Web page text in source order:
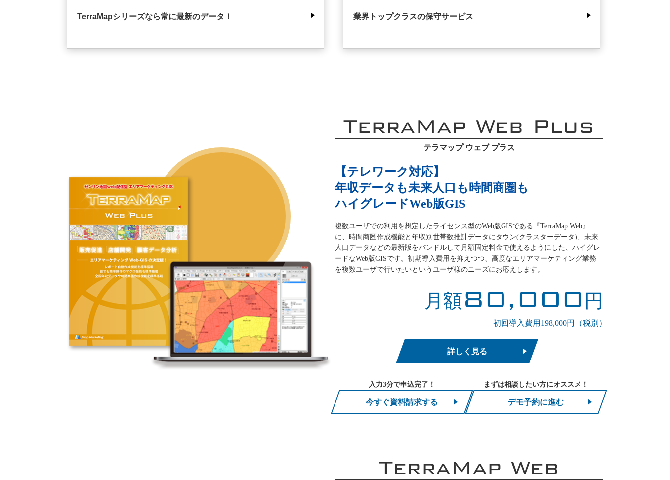
TerraMapシリーズなら常に最新のデータ！ 業界トップクラスの保守サービス
TerraMap Web Plus
テラマップ ウェブ プラス
【テレワーク対応】
年収データも未来人口も時間商圏も
ハイグレードWeb版GIS
複数ユーザでの利用を想定したライセンス型のWeb版GISである『TerraMap Web』
に、時間商圏作成機能と年収別世帯数推計データにタウン(クラスターデータ)、未来
人口データなどの最新版をバンドルして月額固定料金で使えるようにした、ハイグレ
ードなWeb版GISです。初期導入費用を抑えつつ、高度なエリアマーケティング業務
を複数ユーザで行いたいというユーザ様のニーズにお応えします。
月額80,000 円
初回導入費用198,000円（税別）
詳しく見る
入力3分で申込完了！
今すぐ資料請求する
まずは相談したい方にオススメ！
デモ予約に進む
TerraMap Web